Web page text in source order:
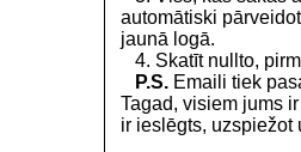
automātiski
jaunā logā.
4. Skatīt nullto,
P.S. Emaili tiek
Tagad, visiem jums
ir ieslēgts, uzspiežot